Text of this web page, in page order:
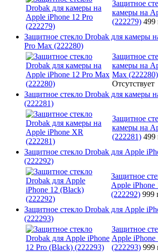
Защитное
камеры на
(222279) 499
Защитное стекло Drobak для камеры
Pro Max (222280)
Защитное
камеры на
Max (222280)
Отсутствует
Защитное стекло Drobak для камеры
(222281)
Защитное
камеры на
(222281) 499
Защитное стекло Drobak для Apple
(222292)
Защитное
Apple iPhone
(222292) 999
Защитное стекло Drobak для Apple
(222293)
Защитное
Apple
(222293) 999